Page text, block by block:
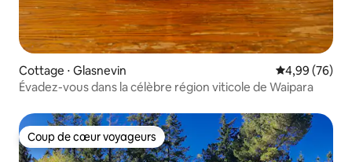
Cottage ⋅ Glasnevin Évaluation
4,99 (76)
Évadez-vous dans la célèbre région viticole de Waipara
Coup de cœur voyageurs
Coup de cœur voyageurs